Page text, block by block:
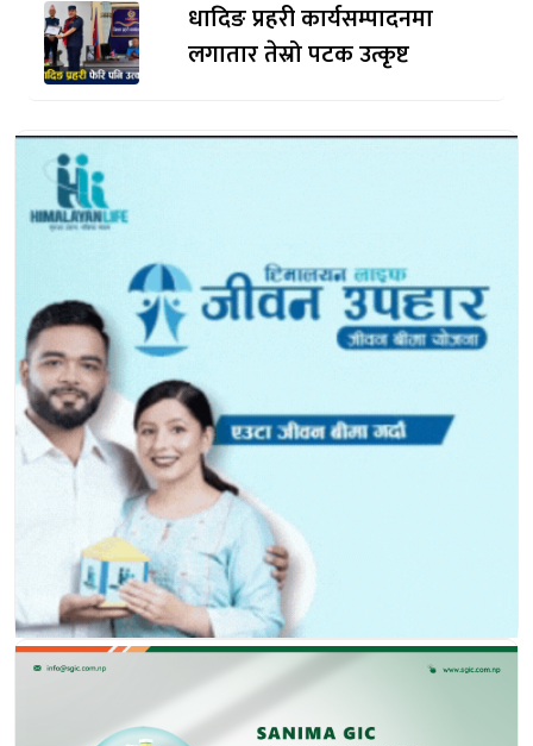
धादिङ प्रहरी कार्यसम्पादनमा
लगातार तेस्रो पटक उत्कृष्ट